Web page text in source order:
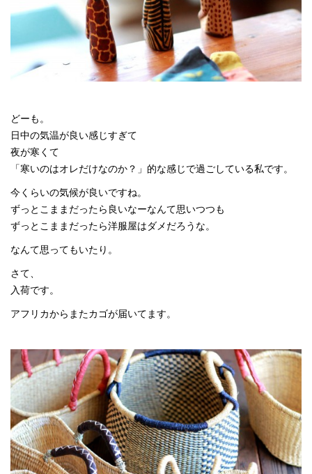
どーも。
日中の気温が良い感じすぎて
夜が寒くて
「寒いのはオレだけなのか？」的な感じで過ごしている私です。
今くらいの気候が良いですね。
ずっとこままだったら良いなーなんて思いつつも
ずっとこままだったら洋服屋はダメだろうな。
なんて思ってもいたり。
さて、
入荷です。
アフリカからまたカゴが届いてます。